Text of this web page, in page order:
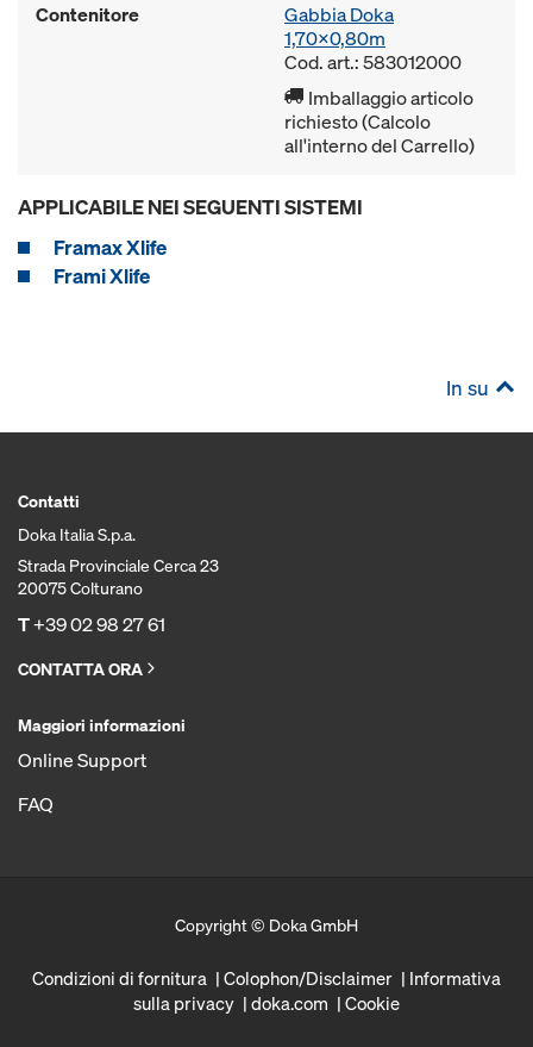
Contenitore
Gabbia Doka
1,70x0,80m
Cod. art.: 583012000
Imballaggio articolo
richiesto (Calcolo
all'interno del Carrello)
APPLICABILE NEI SEGUENTI SISTEMI
Framax Xlife
Frami Xlife
In su
Contatti
Doka Italia S.p.a.
Strada Provinciale Cerca 23
20075 Colturano
T+39 02 98 27 61
CONTATTA ORA
Maggiori informazioni
Online Support
FAQ
Copyright © Doka GmbH
Condizioni di fornitura Colophon/Disclaimer
Informativa
sulla privacy
doka.com Cookie